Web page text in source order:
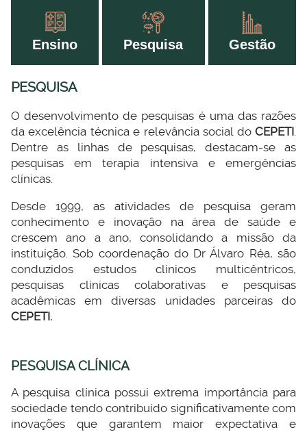
Ensino Pesquisa Gestão
PESQUISA
O desenvolvimento de pesquisas é uma das razões
da excelência técnica e relevância social do CEPETI
Dentre as linhas de pesquisas, destacam-se as
pesquisas em terapia intensiva e emergências
clínicas.
Desde 1999, as atividades de pesquisa geram
conhecimento e inovação na área de saúde e
crescem ano a ano, consolidando a missão da
instituição. Sob coordenação do Dr Álvaro Réa, são
conduzidos estudos clínicos multicêntricos,
pesquisas clínicas colaborativas e pesquisas
acadêmicas em diversas unidades parceiras do
CEPETI.
PESQUISA CLÍNICA
A pesquisa clínica possui extrema importância para
sociedade tendo contribuído significativamente com
inovações que garantem maior expectativa e